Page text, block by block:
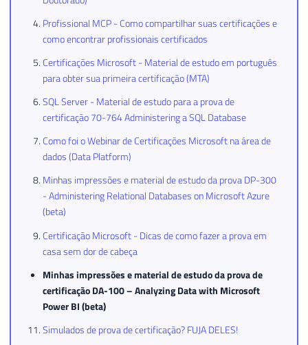
Profissional MCP - Como compartilhar suas certificações e
como encontrar profissionais certificados
Certificações Microsoft - Material de estudo em português
para obter sua primeira certificação (MTA)
SQL Server - Material de estudo para a prova de
certificação 70-764 Administering a SQL Database
Como foi o Webinar de Certificações Microsoft na área de
dados (Data Platform)
Minhas impressões e material de estudo da prova DP-300
- Administering Relational Databases on Microsoft Azure
(beta)
Certificação Microsoft - Dicas de como fazer a prova em
casa sem dor de cabeça
Minhas impressões e material de estudo da prova de
certificação DA-100 – Analyzing Data with Microsoft
Power BI (beta)
Simulados de prova de certificação? FUJA DELES!